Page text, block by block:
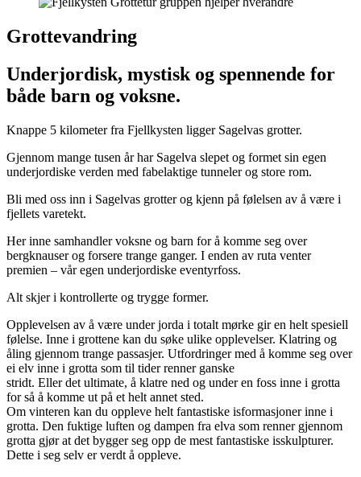
Grottevandring
Underjordisk, mystisk og spennende for
både barn og voksne.
Knappe 5 kilometer fra Fjellkysten ligger Sagelvas grotter.
Gjennom mange tusen år har Sagelva slepet og formet sin egen
underjordiske verden med fabelaktige tunneler og store rom.
Bli med oss inn i Sagelvas grotter og kjenn på følelsen av å være i
fjellets varetekt.
Her inne samhandler voksne og barn for å komme seg over
bergknauser og forsere trange ganger. I enden av ruta venter
premien – vår egen underjordiske eventyrfoss.
Alt skjer i kontrollerte og trygge former.
Opplevelsen av å være under jorda i totalt mørke gir en helt spesiell
følelse. Inne i grottene kan du søke ulike opplevelser. Klatring og
åling gjennom trange passasjer. Utfordringer med å komme seg over
ei elv inne i grotta som til tider renner ganske
stridt. Eller det ultimate, å klatre ned og under en foss inne i grotta
for så å komme ut på et helt annet sted.
Om vinteren kan du oppleve helt fantastiske isformasjoner inne i
grotta. Den fuktige luften og dampen fra elva som renner gjennom
grotta gjør at det bygger seg opp de mest fantastiske isskulpturer.
Dette i seg selv er verdt å oppleve.